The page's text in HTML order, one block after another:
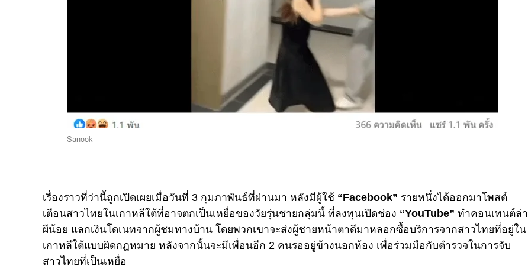
Sanook
เรื่องราวที่ว่านี้ถูกเปิดเผยเมื่อวันที่ 3 กุมภาพันธ์ที่ผ่านมา หลังมีผู้ใช้ “Facebook” รายหนึ่งได้ออกมาโพสต์
เตือนสาวไทยในเกาหลีใต้ที่อาจตกเป็นเหยื่อของวัยรุ่นชายกลุ่มนี้ ที่ลงทุนเปิดช่อง “YouTube” ทำคอนเทนต์ล่า
ผีน้อย แลกเงินโดเนทจากผู้ชมทางบ้าน โดยพวกเขาจะส่งผู้ชายหน้าตาดีมาหลอกซื้อบริการจากสาวไทยที่อยู่ใน
เกาหลีใต้แบบผิดกฎหมาย หลังจากนั้นจะมีเพื่อนอีก 2 คนรออยู่ข้างนอกห้อง เพื่อร่วมมือกับตำรวจในการจับ
สาวไทยที่เป็นเหยื่อ